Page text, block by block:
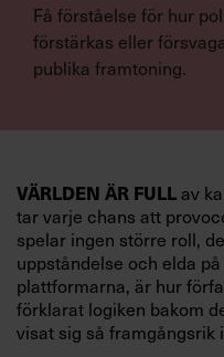
Få förståelse för hur
förstärkas eller
publika framtoning.
VÄRLDEN ÄR FULLav
tar varje chans att
spelar ingen större roll,
uppståndelse och elda
plattformarna, är hur
förklarat logiken bakom
visat sig så framgångsrik